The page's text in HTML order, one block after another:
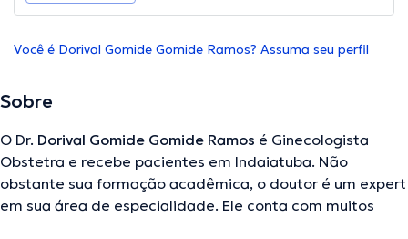
Você é Dorival Gomide Gomide Ramos? Assuma seu perfil
Sobre
O Dr. Dorival Gomide Gomide Ramos é Ginecologista
Obstetra e recebe pacientes em Indaiatuba. Não
obstante sua formação acadêmica, o doutor é um expert
em sua área de especialidade. Ele conta com muitos